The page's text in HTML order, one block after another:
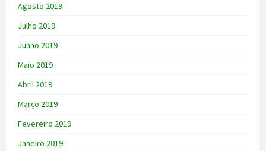
Agosto 2019
Julho 2019
Junho 2019
Maio 2019
Abril 2019
Março 2019
Fevereiro 2019
Janeiro 2019